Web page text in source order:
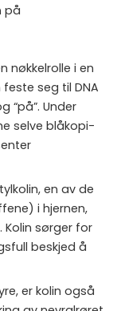
på
nøkkelrolle i en
seg til DNA
“på”. Under
selve blåkopi-
en av de
i hjernen,
sørger for
beskjed å
er kolin også